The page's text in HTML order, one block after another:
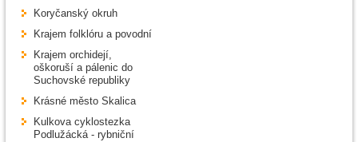
Koryčanský okruh
Krajem folklóru a povodní
Krajem orchidejí,
oškoruší a pálenic do
Suchovské republiky
Krásné město Skalica
Kulkova cyklostezka
Podlužácká - rybniční